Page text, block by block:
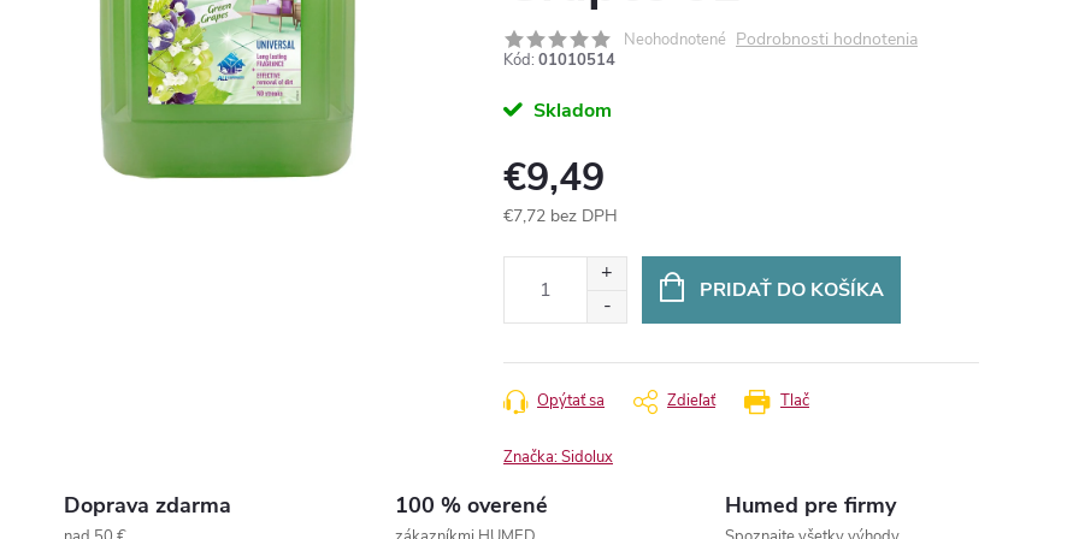
Neohodnotené Podrobnosti hodnotenia
Kód: 01010514
Skladom
€9,49
€7,72 bez DPH
PRIDAŤ DO KOŠÍKA
Tlač
Opýtať sa Zdieľať
Značka:Sidolux
Doprava zdarma 100 % overené Humed pre firmy